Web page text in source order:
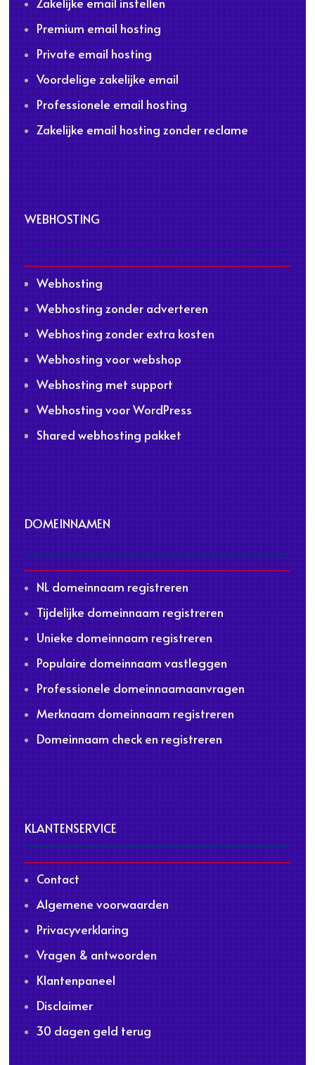
Premium email hosting
Private email hosting
Voordelige zakelijke email
Professionele email hosting
Zakelijke email hosting zonder reclame
WEBHOSTING
Webhosting
Webhosting zonder adverteren
Webhosting zonder extra kosten
Webhosting voor webshop
Webhosting met support
Webhosting voor WordPress
Shared webhosting pakket
DOMEINNAMEN
NL domeinnaam registreren
Tijdelijke domeinnaam registreren
Unieke domeinnaam registreren
Populaire domeinnaam vastleggen
Professionele domeinnaamaanvragen
Merknaam domeinnaam registreren
Domeinnaam check en registreren
KLANTENSERVICE
Contact
Algemene voorwaarden
Privacyverklaring
Vragen & antwoorden
Klantenpaneel
Disclaimer
30 dagen geld terug